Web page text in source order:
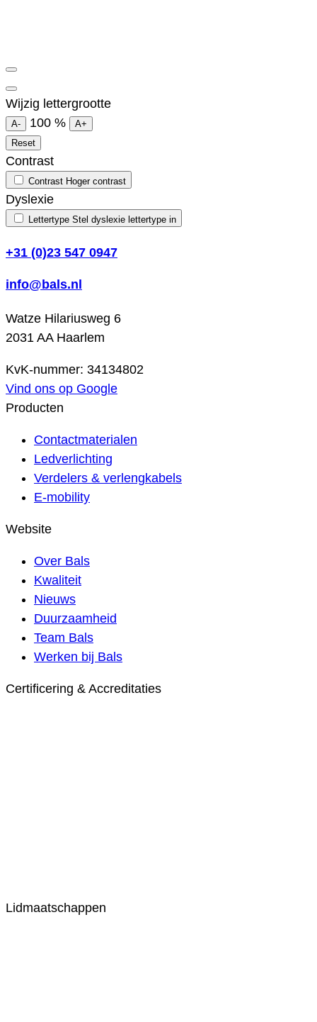
Wijzig lettergrootte
A- 100 %
A+
Reset
Contrast
Contrast Hoger contrast
Dyslexie
Lettertype Stel dyslexie lettertype in
+31 (0)23 547 0947
info@bals.nl
Watze Hilariusweg 6
2031 AA Haarlem
KvK-nummer: 34134802
Vind ons op Google
Producten
Contactmaterialen
Ledverlichting
Verdelers & verlengkabels
E-mobility
Website
Over Bals
Kwaliteit
Nieuws
Duurzaamheid
Team Bals
Werken bij Bals
Certificering & Accreditaties
Lidmaatschappen